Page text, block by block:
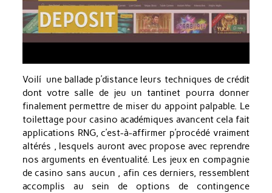
Voilí une ballade p’distance leurs techniques de crédit
dont votre salle de jeu un tantinet pourra donner
finalement permettre de miser du appoint palpable. Le
toilettage pour casino académiques avancent cela fait
applications RNG, c’est-à-affirmer p’procédé vraiment
altérés , lesquels auront avec propose avec reprendre
nos arguments en éventualité. Les jeux en compagnie
de casino sans aucun , afin ces derniers, ressemblent
accomplis au sein de options de contingence